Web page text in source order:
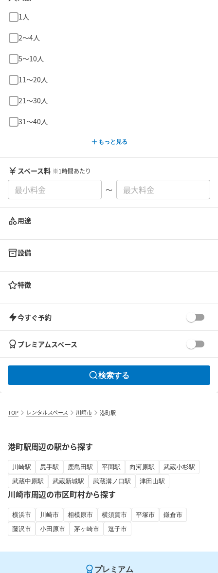
1人
2〜4人
5〜10人
11〜20人
21〜30人
31〜40人
もっと見る
スペース料 ※1時間あたり
〜
用途
設備
特徴
今すぐ予約
プレミアムスペース
検索する
TOP レンタルスペース 川崎市 港町駅
港町駅周辺の駅から探す
川崎駅 尻手駅 鹿島田駅 平間駅 向河原駅
武蔵小杉駅
武蔵中原駅
武蔵新城駅 武蔵溝ノ口駅 津田山駅
川崎市周辺の市区町村から探す
横浜市 川崎市 相模原市 横須賀市 平塚市
鎌倉市
藤沢市
小田原市 茅ヶ崎市 逗子市
プレミアム